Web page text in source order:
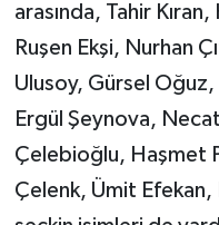
arasında, Tahir
Ruşen Ekşi, Nurhan
Ulusoy, Gürsel
Ergül Şeynova,
Çelebioğlu, Haşmet
Çelenk, Ümit